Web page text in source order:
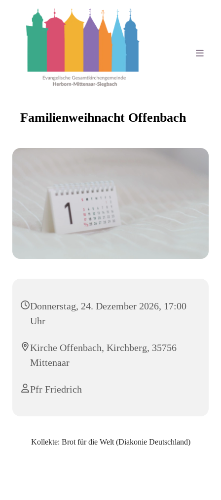
Familienweihnacht Offenbach
Donnerstag, 24. Dezember 2026, 17:00
Uhr
Kirche Offenbach, Kirchberg, 35756
Mittenaar
Pfr Friedrich
Kollekte: Brot für die Welt (Diakonie Deutschland)